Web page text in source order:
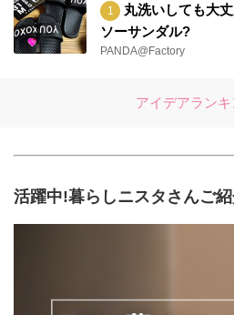
丸洗いしても大
ソーサンダル?
PANDA@Factory
アイデアラン
活躍中!暮らしニスタさんご